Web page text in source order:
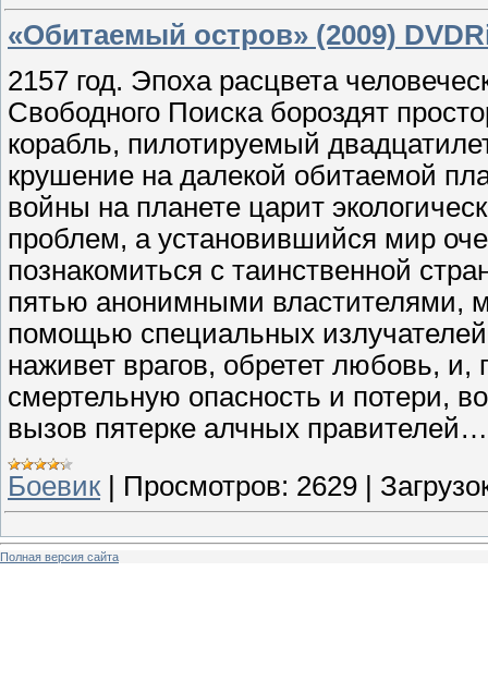
«Обитаемый остров» (2009)
2157 год. Эпоха расцвета
Свободного Поиска бороздят
корабль, пилотируемый
крушение на далекой обитаемой
войны на планете царит
проблем, а установившийся мир
познакомиться с таинственной
пятью анонимными властителями,
помощью специальных
наживет врагов, обретет любовь,
смертельную опасность и потери,
вызов пятерке алчных правителей…
Боевик
Просмотров: 2629
Полная версия сайта